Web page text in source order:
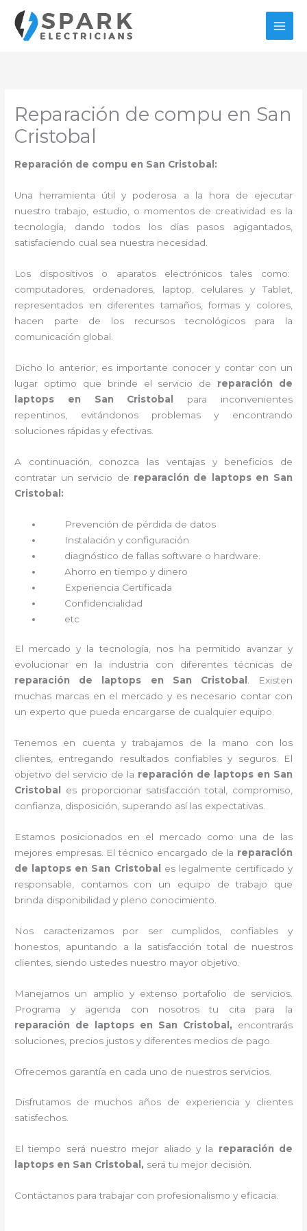
contenido
Reparación de compu en San
Cristobal
Reparación de compu en San Cristobal:
Una herramienta útil y poderosa a la hora de ejecutar
nuestro trabajo, estudio, o momentos de creatividad es la
tecnología, dando todos los días pasos agigantados,
satisfaciendo cual sea nuestra necesidad.
Los dispositivos o aparatos electrónicos tales como:
computadores, ordenadores, laptop, celulares y Tablet,
representados en diferentes tamaños, formas y colores,
hacen parte de los recursos tecnológicos para la
comunicación global.
Dicho lo anterior, es importante conocer y contar con un
lugar optimo que brinde el servicio de reparación de
laptops en San Cristobal para inconvenientes
repentinos, evitándonos problemas y encontrando
soluciones rápidas y efectivas.
A continuación, conozca las ventajas y beneficios de
contratar un servicio de reparación de laptops en San
Cristobal:
Prevención de pérdida de datos
Instalación y configuración
diagnóstico de fallas software o hardware
Ahorro en tiempo y dinero
Experiencia Certificada
Confidencialidad
etc
El mercado y la tecnología, nos ha permitido avanzar y
evolucionar en la industria con diferentes técnicas de
reparación de laptops en San Cristobal
. Existen
muchas marcas en el mercado y es necesario contar con
un experto que pueda encargarse de cualquier equipo.
Tenemos en cuenta y trabajamos de la mano con los
clientes, entregando resultados confiables y seguros. El
objetivo del servicio de la reparación de laptops en San
Cristobal es proporcionar satisfacción total, compromiso,
confianza, disposición, superando así las expectativas.
Estamos posicionados en el mercado como una de las
mejores empresas. El técnico encargado de la reparación
de laptops en San Cristobal
es legalmente certificado y
responsable, contamos con un equipo de trabajo que
brinda disponibilidad y pleno conocimiento.
Nos caracterizamos por ser cumplidos, confiables y
honestos, apuntando a la satisfacción total de nuestros
clientes, siendo ustedes nuestro mayor objetivo.
Manejamos un amplio y extenso portafolio de servicios.
Programa y agenda con nosotros tu cita para la
reparación de laptops en San Cristobal, encontrarás
soluciones, precios justos y diferentes medios de pago.
Ofrecemos garantía en cada uno de nuestros servicios.
Disfrutamos de muchos años de experiencia y clientes
satisfechos.
El tiempo será nuestro mejor aliado y la reparación de
laptops en San Cristobal, será tu mejor decisión.
Contáctanos para trabajar con profesionalismo y eficacia.